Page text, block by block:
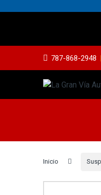
787-868-2948
Inicio